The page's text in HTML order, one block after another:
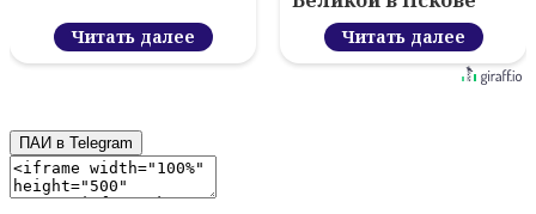
Читать далее Читать далее
ПАИ в Telegram